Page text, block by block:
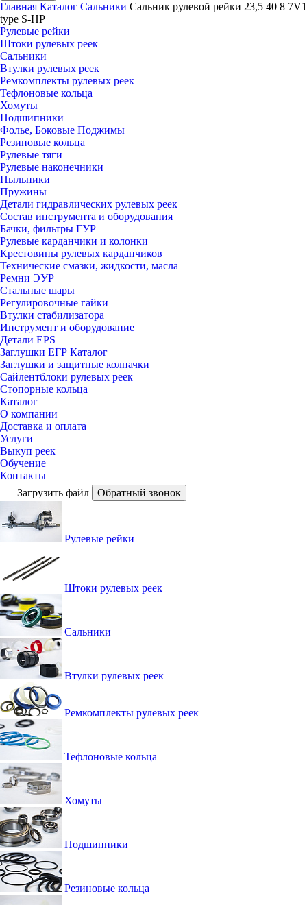
Главная Каталог Сальники Сальник рулевой рейки 23,5 40 8 7V1
type S-HP
Рулевые рейки
Штоки рулевых реек
Сальники
Втулки рулевых реек
Ремкомплекты рулевых реек
Тефлоновые кольца
Хомуты
Подшипники
Фолье, Боковые Поджимы
Резиновые кольца
Рулевые тяги
Рулевые наконечники
Пыльники
Пружины
Детали гидравлических рулевых реек
Состав инструмента и оборудования
Бачки, фильтры ГУР
Рулевые карданчики и колонки
Крестовины рулевых карданчиков
Технические смазки, жидкости, масла
Ремни ЭУР
Стальные шары
Регулировочные гайки
Втулки стабилизатора
Инструмент и оборудование
Детали EPS
Заглушки ЕГР Каталог
Заглушки и защитные колпачки
Сайлентблоки рулевых реек
Стопорные кольца
Каталог
О компании
Доставка и оплата
Услуги
Выкуп реек
Обучение
Контакты
Загрузить файл
Обратный звонок
Рулевые рейки
Штоки рулевых реек
Сальники
Втулки рулевых реек
Ремкомплекты рулевых реек
Тефлоновые кольца
Хомуты
Подшипники
Резиновые кольца